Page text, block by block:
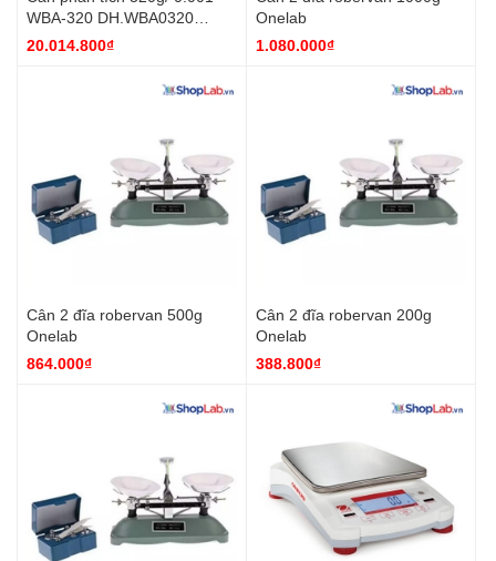
WBA-320 DH.WBA0320
DaiHan
20.014.800₫
Onelab
1.080.000₫
Cân 2 đĩa robervan 500g
Onelab
864.000₫
Cân 2 đĩa robervan 200g
Onelab
388.800₫